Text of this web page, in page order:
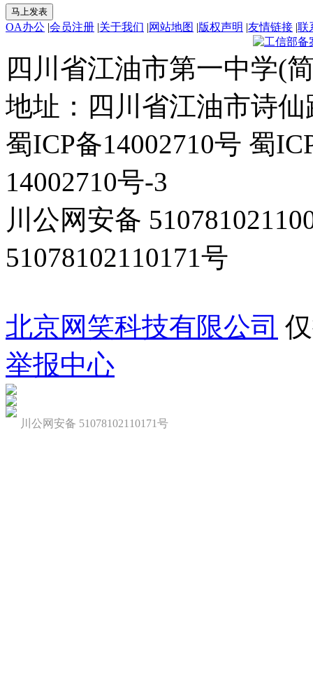
OA办公 |会员注册 |关于我们 |网站地图 |版权声明 |友情链接 |联
四川省江油市第一中学(
地址：四川省江油市诗仙
蜀ICP备14002710号 蜀
14002710号-3
川公网安备
51078102110171号
北京网笑科技有限公司
举报中心
川公网安备 51078102110171号